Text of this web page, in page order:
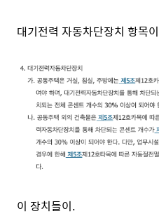
대기전력 자동차단장치 항목
이 장치들이.